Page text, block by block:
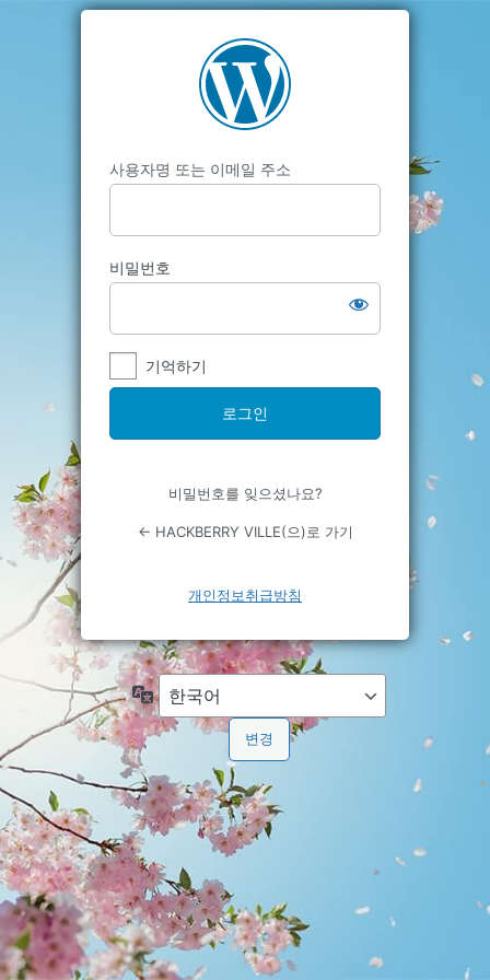
사용자명 또는 이메일 주소
비밀번호
기억하기
비밀번호를 잊으셨나요?
← HACKBERRY VILLE(으)로 가기
개인정보취급방침
언
어